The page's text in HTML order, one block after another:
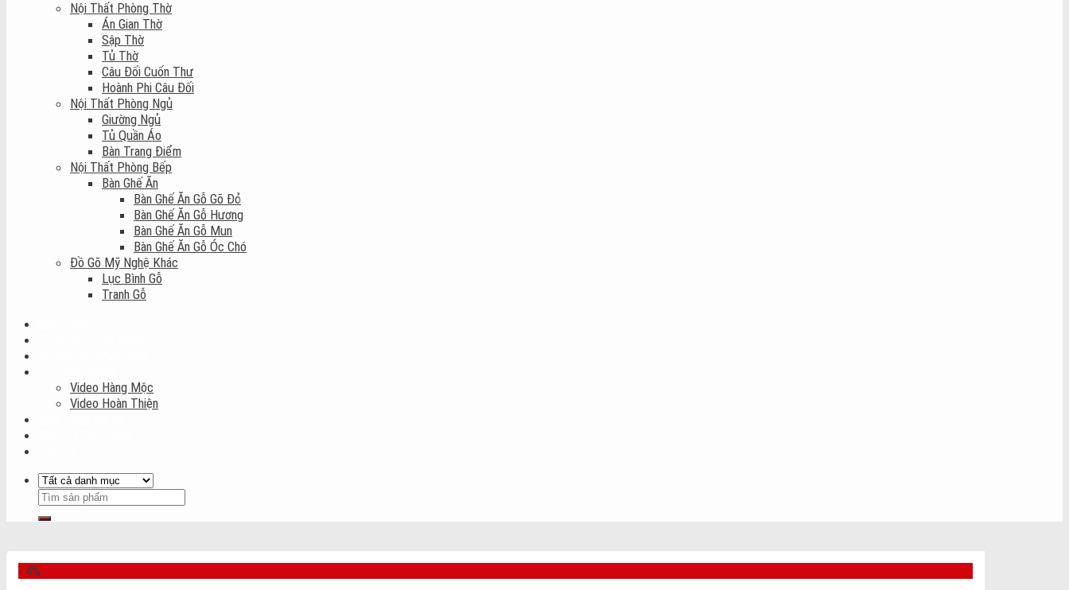
Nội Thất Phòng Thờ
Án Gian Thờ
Sập Thờ
Tủ Thờ
Câu Đối Cuốn Thư
Hoành Phi Câu Đối
Nội Thất Phòng Ngủ
Giường Ngủ
Tủ Quần Áo
Bàn Trang Điểm
Nội Thất Phòng Bếp
Bàn Ghế Ăn
Bàn Ghế Ăn Gỗ Gõ Đỏ
Bàn Ghế Ăn Gỗ Hương
Bàn Ghế Ăn Gỗ Mun
Bàn Ghế Ăn Gỗ Óc Chó
Đồ Gõ Mỹ Nghệ Khác
Lục Bình Gỗ
Tranh Gỗ
Video Hàng Mộc
Video Hoàn Thiện
- 4%